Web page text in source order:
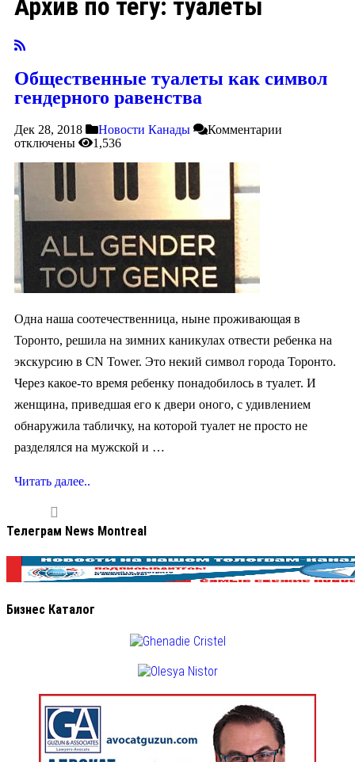
Архив по тегу: туалеты
Общественные туалеты как символ
гендерного равенства
Дек 28, 2018 Новости Канады
Комментарии
отключены
1,536
Одна наша соотечественница, ныне проживающая в
Торонто, решила на зимних каникулах отвести ребенка на
экскурсию в CN Tower. Это некий символ города Торонто.
Через какое-то время ребенку понадобилось в туалет. И
женщина, приведшая его к двери оного, с удивлением
обнаружила табличку, на которой туалет не просто не
разделялся на мужской и …
Читать далее..
Телеграм News Montreal
Бизнес Каталог